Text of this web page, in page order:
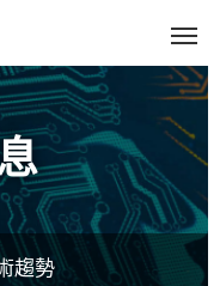
趨勢